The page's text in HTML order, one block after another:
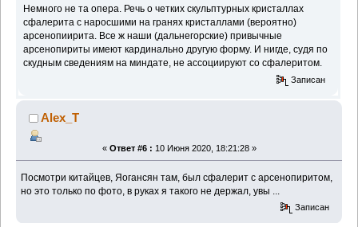
Немного не та опера. Речь о четких скульптурных кристаллах
сфалерита с наросшими на гранях кристаллами (вероятно)
арсенопиирита. Все ж наши (дальнегорские) привычные
арсенопириты имеют кардинально другую форму. И нигде, судя по
скудным сведениям на миндате, не ассоциируют со сфалеритом.
Записан
Alex_T
« Ответ #6 : 10 Июня 2020, 18:21:28 »
Посмотри китайцев, Яогансян там, был сфалерит с арсенопиритом,
но это только по фото, в руках я такого не держал, увы ...
Записан